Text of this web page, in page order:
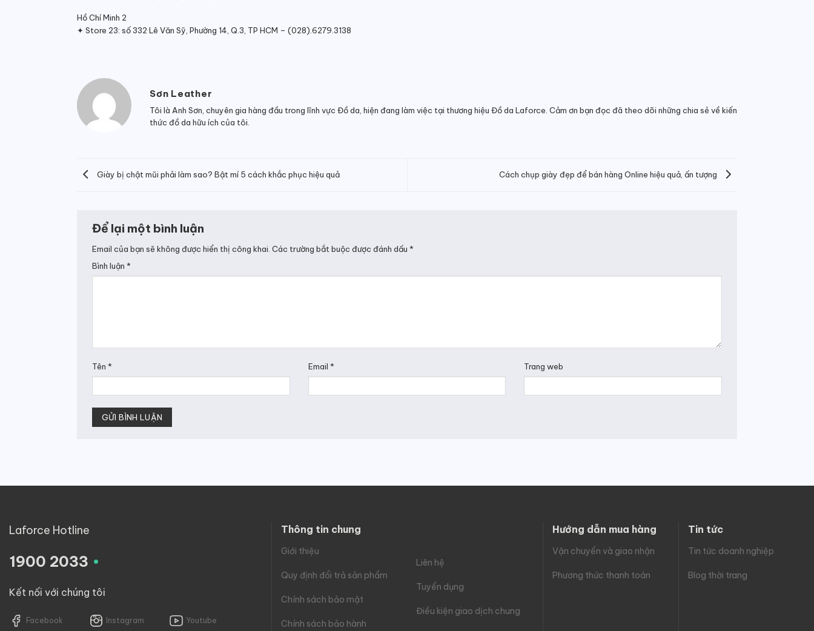
Hồ Chí Minh 2
✦ Store 23: số 332 Lê Văn Sỹ, Phường 14, Q.3, TP HCM – (028).6279.3138
Sơn Leather
Tôi là Anh Sơn, chuyên gia hàng đầu trong lĩnh vực Đồ da, hiện đang làm việc tại thương hiệu Đồ da Laforce. Cảm ơn bạn đọc đã theo dõi những chia sẻ về kiến
thức đồ da hữu ích của tôi.
Giày bị chật mũi phải làm sao? Bật mí 5 cách khắc phục hiệu quả Cách chụp giày đẹp để bán hàng Online hiệu quả, ấn tượng
Để lại một bình luận
Email của bạn sẽ không được hiển thị công khai. Các trường bắt buộc được đánh dấu *
Bình luận *
Tên * Email * Trang web
Laforce Hotline
1900 2033 .
Kết nối với chúng tôi
Facebook Instagram Youtube
Thông tin chung
Giới thiệu
Quy định đổi trả sản phẩm
Chính sách bảo mật
Chính sách bảo hành
Liên hệ
Tuyển dụng
Điều kiện giao dịch chung
Hướng dẫn mua hàng
Vận chuyển và giao nhận
Phương thức thanh toán
Tin tức
Tin tức doanh nghiệp
Blog thời trang